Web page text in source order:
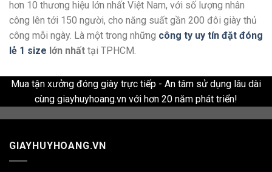
hơn 10 thương hiệu lớn nhất Việt Nam, với số lượng nhân
công lên tới 150 người, cho năng suất gần 200 đôi giày thủ
công mỗi ngày. Là một trong những công ty uy tín đặt đóng
lẻ 1 size lớn nhất tại TPHCM.
Mua tận xưởng đóng giày trực tiếp - An tâm sử dụng lâu dài
cùng giayhuyhoang.vn với hơn 20 năm phát triển!
GIAYHUYHOANG.VN